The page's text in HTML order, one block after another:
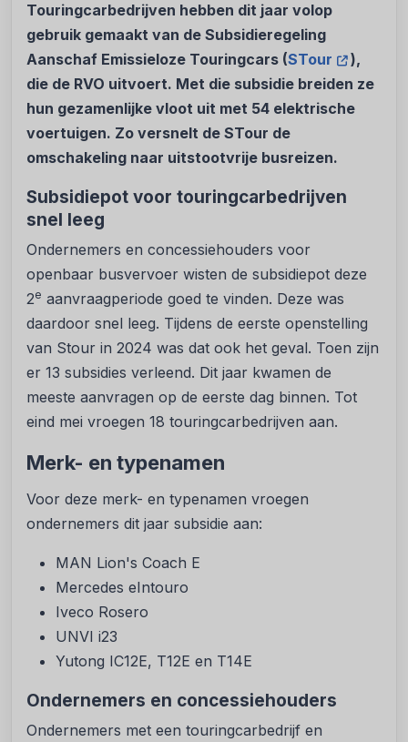
Touringcarbedrijven hebben dit jaar volop
gebruik gemaakt van de Subsidieregeling
Aanschaf Emissieloze Touringcars (STour
),
die de RVO uitvoert. Met die subsidie breiden ze
hun gezamenlijke vloot uit met 54 elektrische
voertuigen. Zo versnelt de STour de
omschakeling naar uitstootvrije busreizen.
Subsidiepot voor touringcarbedrijven
snel leeg
Ondernemers en concessiehouders voor
openbaar busvervoer wisten de subsidiepot deze
2e aanvraagperiode goed te vinden. Deze was
daardoor snel leeg. Tijdens de eerste openstelling
van Stour in 2024 was dat ook het geval. Toen zijn
er 13 subsidies verleend. Dit jaar kwamen de
meeste aanvragen op de eerste dag binnen. Tot
eind mei vroegen 18 touringcarbedrijven aan.
Merk- en typenamen
Voor deze merk- en typenamen vroegen
ondernemers dit jaar subsidie aan:
MAN Lion's Coach E
Mercedes eIntouro
Iveco Rosero
UNVI i23
Yutong IC12E, T12E en T14E
Ondernemers en concessiehouders
Ondernemers met een touringcarbedrijf en